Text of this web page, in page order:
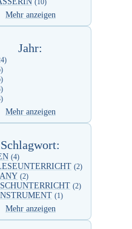
(10)
Mehr anzeigen
Jahr:
Mehr anzeigen
Schlagwort:
(4)
(2)
(2)
(2)
(1)
Mehr anzeigen